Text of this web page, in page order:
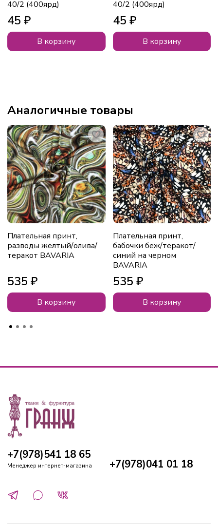
40/2 (400ярд)
45 ₽
В корзину
40/2 (400ярд)
45 ₽
В корзину
Аналогичные товары
Плательная принт,
разводы желтый/олива/
теракот BAVARIA
535 ₽
В корзину
Плательная принт,
бабочки беж/теракот/
синий на черном
BAVARIA
535 ₽
В корзину
+7(978)541 18 65
Менеджер интернет-магазина +7(978)041 01 18